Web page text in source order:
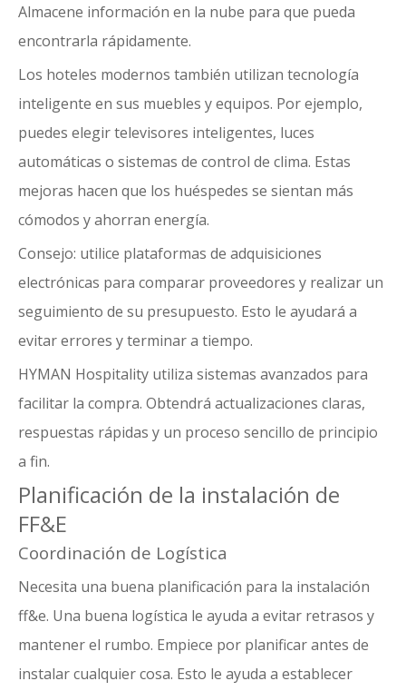
Almacene información en la nube para que pueda
encontrarla rápidamente.
Los hoteles modernos también utilizan tecnología
inteligente en sus muebles y equipos. Por ejemplo,
puedes elegir televisores inteligentes, luces
automáticas o sistemas de control de clima. Estas
mejoras hacen que los huéspedes se sientan más
cómodos y ahorran energía.
Consejo: utilice plataformas de adquisiciones
electrónicas para comparar proveedores y realizar un
seguimiento de su presupuesto. Esto le ayudará a
evitar errores y terminar a tiempo.
HYMAN Hospitality utiliza sistemas avanzados para
facilitar la compra. Obtendrá actualizaciones claras,
respuestas rápidas y un proceso sencillo de principio
a fin.
Planificación de la instalación de
FF&E
Coordinación de Logística
Necesita una buena planificación para la instalación
ff&e. Una buena logística le ayuda a evitar retrasos y
mantener el rumbo. Empiece por planificar antes de
instalar cualquier cosa. Esto le ayuda a establecer